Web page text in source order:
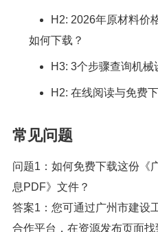
H2: 2026年原材料价
如何下载？
H3: 3个步骤查询机
H2: 在线阅读与免费
常见问题
问题1：如何免费下载这份《
息PDF》文件？
答案1：您可通过广州市建设
合作平台，在资源发布页面找